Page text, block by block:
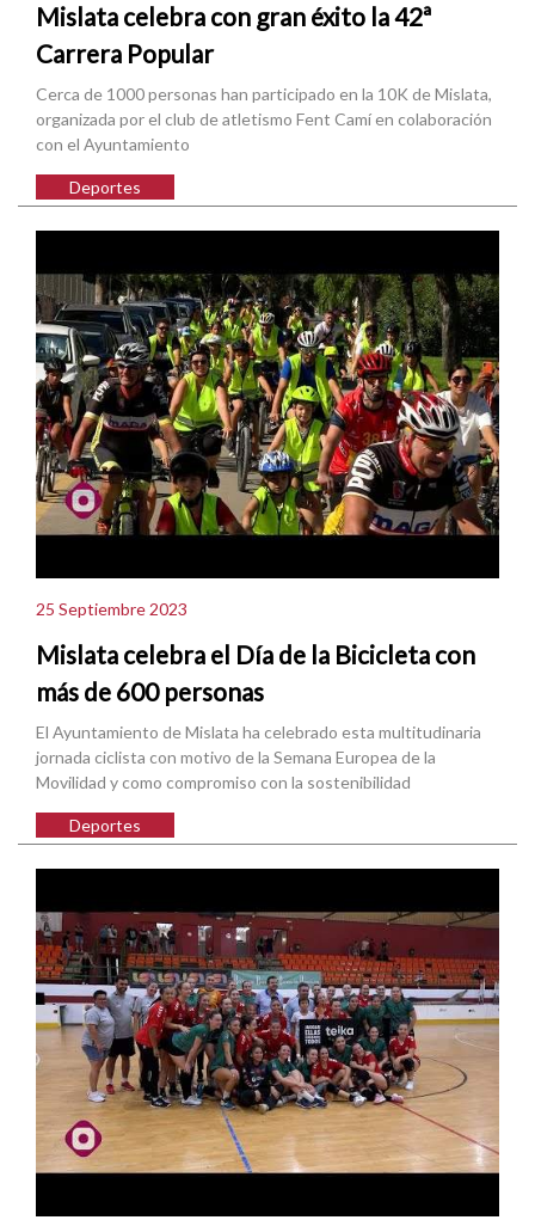
Mislata celebra con gran éxito la 42ª
Carrera Popular
Cerca de 1000 personas han participado en la 10K de Mislata,
organizada por el club de atletismo Fent Camí en colaboración
con el Ayuntamiento
Deportes
25 Septiembre 2023
Mislata celebra el Día de la Bicicleta con
más de 600 personas
El Ayuntamiento de Mislata ha celebrado esta multitudinaria
jornada ciclista con motivo de la Semana Europea de la
Movilidad y como compromiso con la sostenibilidad
Deportes